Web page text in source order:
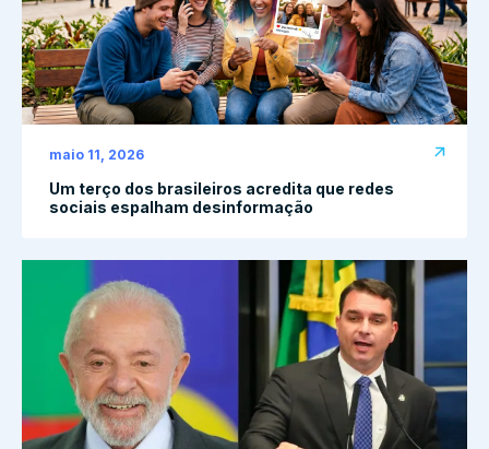
maio 11, 2026
Um terço dos brasileiros acredita que redes
sociais espalham desinformação